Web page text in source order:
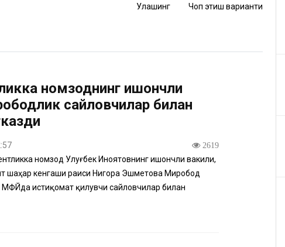
Улашинг Чоп этиш варианти
номзоднинг ишончли
сайловчилар билан
2619
номзод Улуғбек Иноятовнинг ишончли вакили,
шаҳар кенгаши раиси Нигора Эшметова Миробод
МФЙда истиқомат қилувчи сайловчилар билан